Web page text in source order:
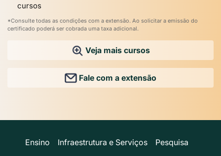
cursos
*Consulte todas as condições com a extensão. Ao solicitar a emissão do
certificado poderá ser cobrada uma taxa adicional.
Veja mais cursos
Fale com a extensão
Ensino Infraestrutura e Serviços
Pesquisa